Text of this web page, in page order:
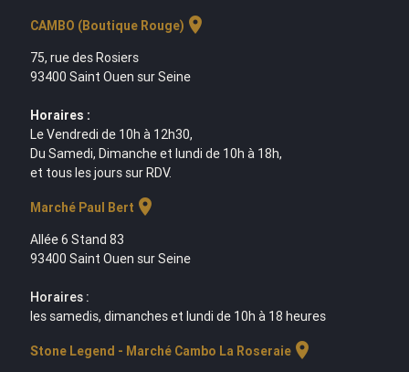
CAMBO (Boutique Rouge) location_on
75, rue des Rosiers
93400 Saint Ouen sur Seine
Horaires :
Le Vendredi de 10h à 12h30,
Du Samedi, Dimanche et lundi de 10h à 18h,
et tous les jours sur RDV.
Marché Paul Bert location_on
Allée 6 Stand 83
93400 Saint Ouen sur Seine
Horaires :
les samedis, dimanches et lundi de 10h à 18 heures
Stone Legend - Marché Cambo La Roseraielocation_on